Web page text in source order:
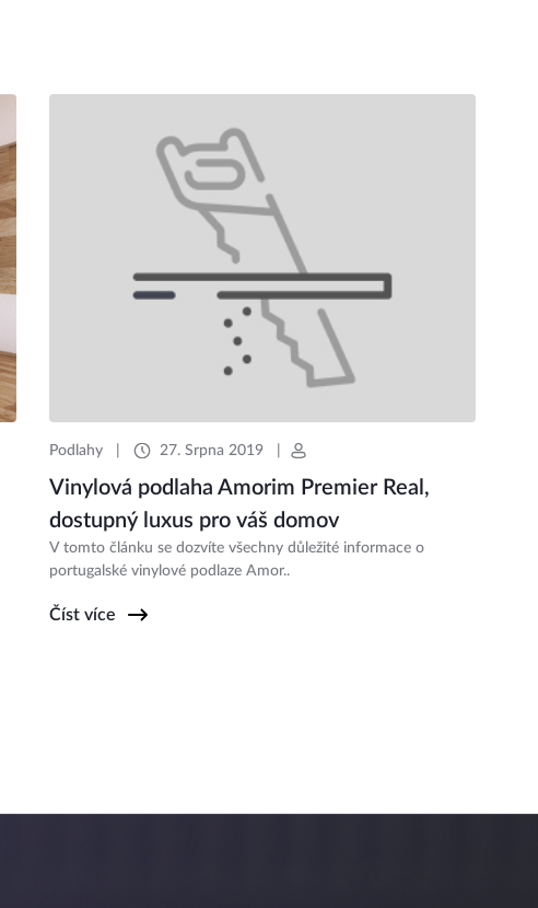
Podlahy 27. Srpna 2019
Vinylová podlaha Amorim Premier Real,
dostupný luxus pro váš domov
V tomto článku se dozvíte všechny důležité informace o
portugalské vinylové podlaze Amor..
Číst více